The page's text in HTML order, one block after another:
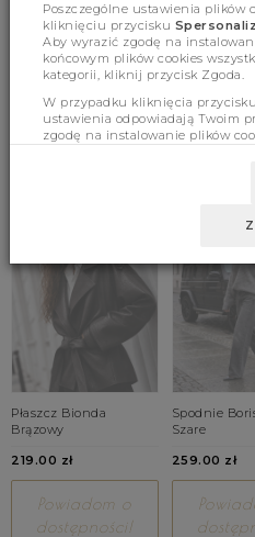
Wymiary
BESTSELLERY
Płaszcz Bionda
Brązowy
219.00 zł
Powiadom o
dostępności!
Spodnie
Szare
259.00 zł
Poszczególne ustawienia plików
kliknięciu przycisku
Aby wyrazić zgodę na
końcowym plików cookies
kategorii, kliknij przycisk Zgoda.
W przypadku kliknięcia
ustawienia odpowiadają Twoim
zgodę na instalowanie plików